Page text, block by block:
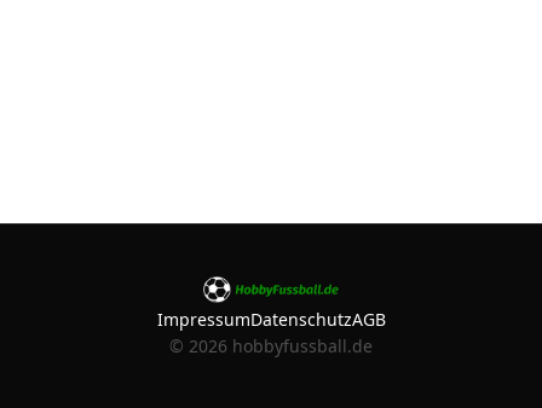
ImpressumDatenschutzAGB
© 2026 hobbyfussball.de